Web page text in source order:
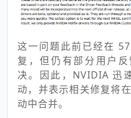
这一问题此前已经在
复，但仍有部分用户
决。因此，NVIDIA 迅
动，并表示相关修复将
动中合并。